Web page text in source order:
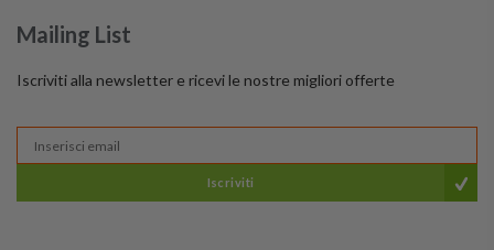
Mailing List
Iscriviti alla newsletter e ricevi le nostre migliori offerte
Iscriviti